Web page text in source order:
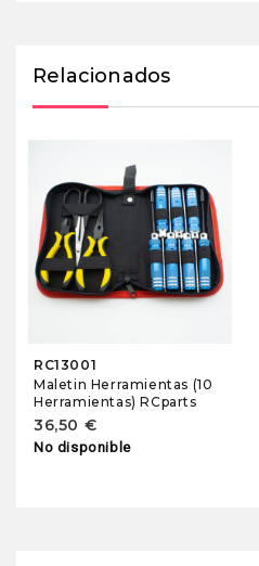
Relacionados
RC13001
Maletin Herramientas (10
Herramientas) RCparts
36,50 €
No disponible